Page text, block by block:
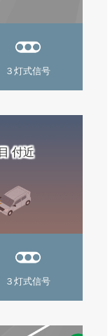
３灯式信号
付近
３灯式信号